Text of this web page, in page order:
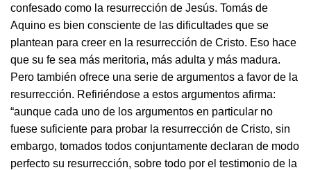
confesado como la resurrección de Jesús. Tomás de
Aquino es bien consciente de las dificultades que se
plantean para creer en la resurrección de Cristo. Eso hace
que su fe sea más meritoria, más adulta y más madura.
Pero también ofrece una serie de argumentos a favor de la
resurrección. Refiriéndose a estos argumentos afirma:
“aunque cada uno de los argumentos en particular no
fuese suficiente para probar la resurrección de Cristo, sin
embargo, tomados todos conjuntamente declaran de modo
perfecto su resurrección, sobre todo por el testimonio de la